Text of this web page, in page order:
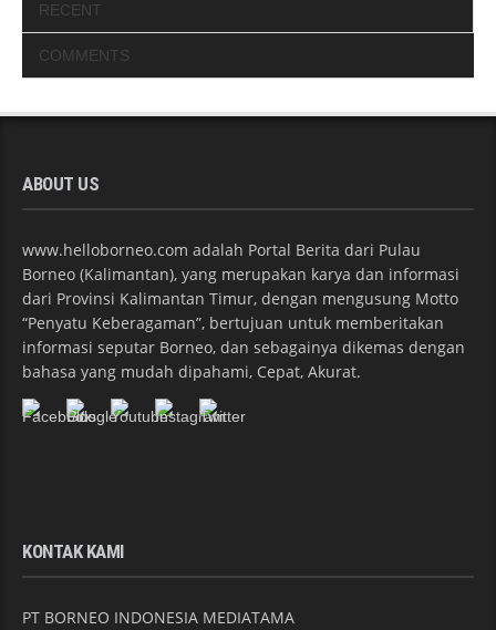
RECENT
COMMENTS
ABOUT US
www.helloborneo.com adalah Portal Berita dari Pulau
Borneo (Kalimantan), yang merupakan karya dan informasi
dari Provinsi Kalimantan Timur, dengan mengusung Motto
“Penyatu Keberagaman”, bertujuan untuk memberitakan
informasi seputar Borneo, dan sebagainya dikemas dengan
bahasa yang mudah dipahami, Cepat, Akurat.
KONTAK KAMI
PT BORNEO INDONESIA MEDIATAMA